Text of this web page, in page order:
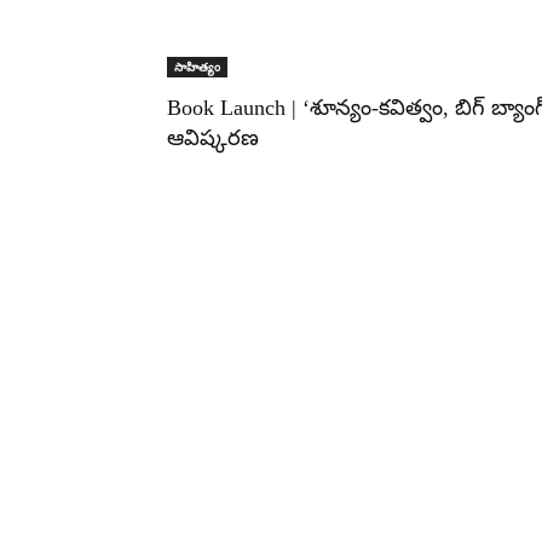
సాహిత్యం
Book Launch | ‘శూన్యం-కవిత్వం, బిగ్
ఆవిష్కరణ